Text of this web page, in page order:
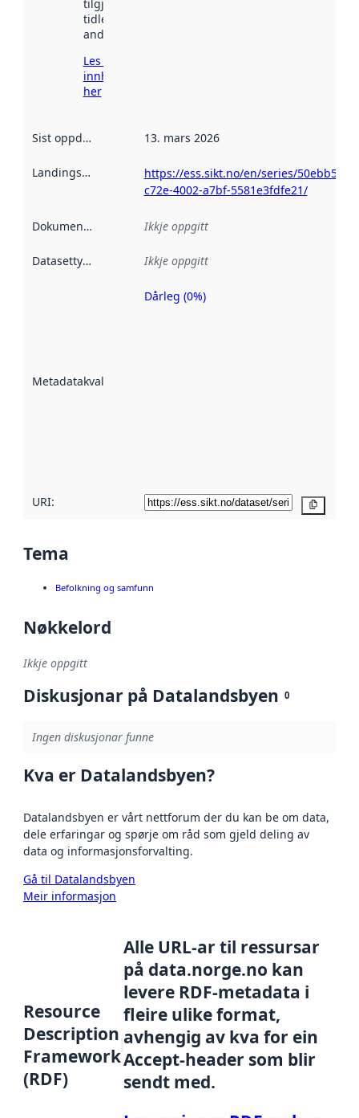
tilgjengeleg
tidlegare
andre stader.
Les meir om
innhenting
her
Sist oppdatert 13. mars 2026
Landingsside
https://ess.sikt.no/en/series/50ebb530-
c72e-4002-a7bf-5581e3fdfe21/
Dokumentasjon Ikkje oppgitt
Datasettype Ikkje oppgitt
Metadatakvalitet
Metadatakvalitet
Dårleg (0%)
URI:
Tema
Befolkning og samfunn
Nøkkelord
Ikkje oppgitt
Diskusjonar på Datalandsbyen 0
Ingen diskusjonar funne
Kva er Datalandsbyen?
Datalandsbyen er vårt nettforum der du kan be om data,
dele erfaringar og spørje om råd som gjeld deling av
data og informasjonsforvalting.
Gå til Datalandsbyen
Meir informasjon
Resource
Description
Framework
(RDF)
Alle URL-ar til ressursar
på data.norge.no kan
levere RDF-metadata i
fleire ulike format,
avhengig av kva for ein
Accept-header som blir
sendt med.